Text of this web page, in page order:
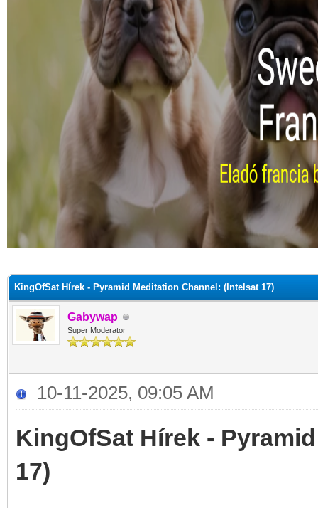
KingOfSat Hírek - Pyramid Meditation Channel: (Intelsat 17)
Gabywap
Super Moderator
10-11-2025, 09:05 AM
KingOfSat Hírek -
17)